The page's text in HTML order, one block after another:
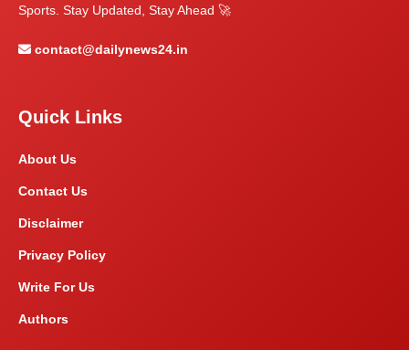
Sports. Stay Updated, Stay Ahead 🚀
contact@dailynews24.in
Quick Links
About Us
Contact Us
Disclaimer
Privacy Policy
Write For Us
Authors